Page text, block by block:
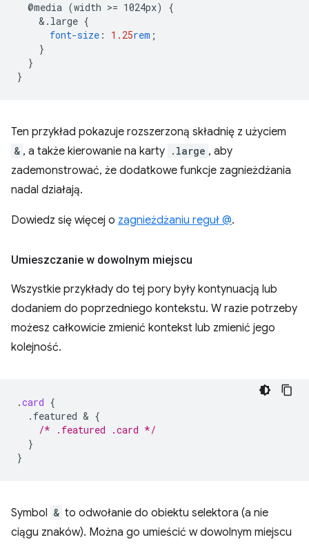
@media (width >= 1024px)
{
& .large {
font-size : 1.25rem ;
}
}
}
Ten przykład pokazuje rozszerzoną składnię z użyciem
& , a także kierowanie na karty .large , aby
zademonstrować, że dodatkowe funkcje zagnieżdżania
nadal działają.
Dowiedz się więcej o zagnieżdżaniu reguł @.
Umieszczanie w dowolnym miejscu
Wszystkie przykłady do tej pory były kontynuacją lub
dodaniem do poprzedniego kontekstu. W razie potrzeby
możesz całkowicie zmienić kontekst lub zmienić jego
kolejność.
.card {
.featured & {
/* .featured .card */
}
}
Symbol & to odwołanie do obiektu selektora (a nie
ciągu znaków). Można go umieścić w dowolnym miejscu